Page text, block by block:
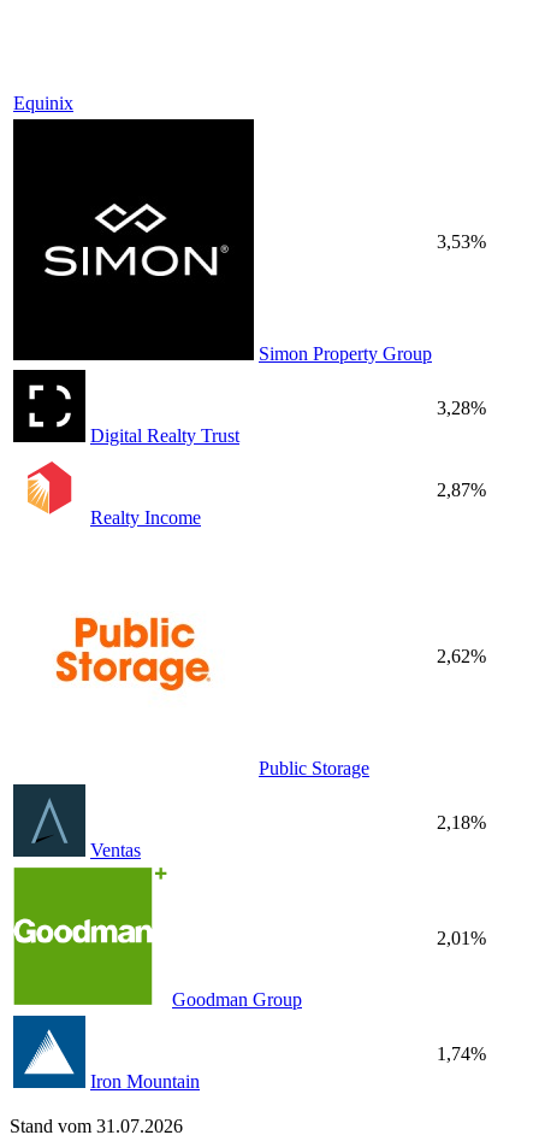
Equinix
Simon Property Group
3,53%
Digital Realty Trust
3,28%
Realty Income
2,87%
Public Storage
2,62%
Ventas
2,18%
Goodman Group
2,01%
Iron Mountain
1,74%
Stand vom 31.07.2026